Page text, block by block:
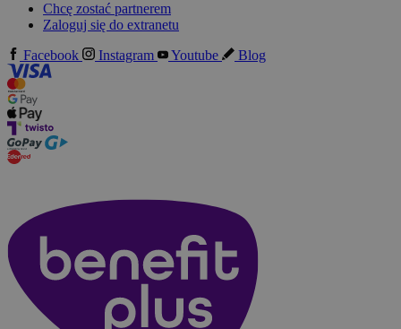
Chcę zostać partnerem
Zaloguj się do extranetu
Facebook
Instagram Youtube Blog